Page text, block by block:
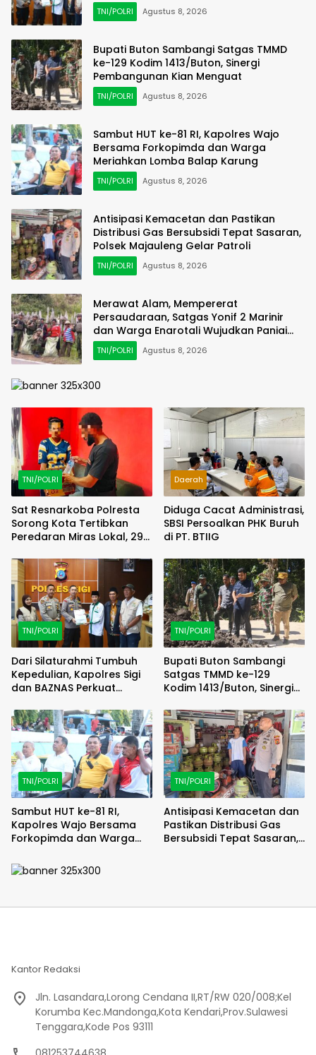
TNI/POLRI Agustus 8, 2026
Bupati Buton Sambangi Satgas TMMD
ke-129 Kodim 1413/Buton, Sinergi
Pembangunan Kian Menguat
TNI/POLRI Agustus 8, 2026
Sambut HUT ke-81 RI, Kapolres Wajo
Bersama Forkopimda dan Warga
Meriahkan Lomba Balap Karung
TNI/POLRI Agustus 8, 2026
Antisipasi Kemacetan dan Pastikan
Distribusi Gas Bersubsidi Tepat Sasaran,
Polsek Majauleng Gelar Patroli
TNI/POLRI Agustus 8, 2026
Merawat Alam, Mempererat
Persaudaraan, Satgas Yonif 2 Marinir
dan Warga Enarotali Wujudkan Paniai
Bersih, Indonesia Asri
TNI/POLRI Agustus 8, 2026
TNI/POLRI
Sat Resnarkoba Polresta
Sorong Kota Tertibkan
Peredaran Miras Lokal, 29
Daerah
Diduga Cacat Administrasi,
SBSI Persoalkan PHK Buruh
di PT. BTIIG
TNI/POLRI
Dari Silaturahmi Tumbuh
Kepedulian, Kapolres Sigi
dan BAZNAS Perkuat
TNI/POLRI
Bupati Buton Sambangi
Satgas TMMD ke-129
Kodim 1413/Buton, Sinergi
Menguat
TNI/POLRI
Sambut HUT ke-81 RI,
Kapolres Wajo Bersama
Forkopimda dan Warga
Karung
TNI/POLRI
Antisipasi Kemacetan dan
Pastikan Distribusi Gas
Bersubsidi Tepat Sasaran,
Kantor Redaksi
Jln. Lasandara,Lorong Cendana II,RT/RW 020/008;Kel
Korumba Kec.Mandonga,Kota Kendari,Prov.Sulawesi
Tenggara,Kode Pos 93111